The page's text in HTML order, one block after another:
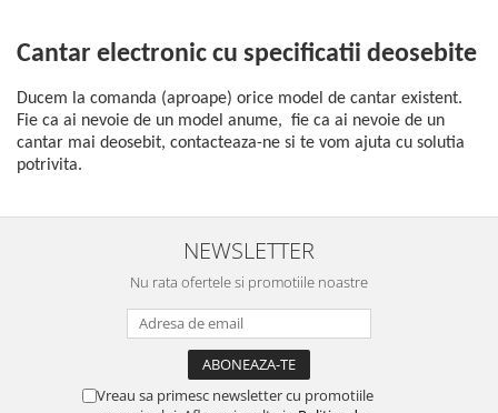
Cantar electronic cu specificatii deosebite
Ducem la comanda (aproape) orice model de cantar existent.
Fie ca ai nevoie de un model anume, fie ca ai nevoie de un
cantar mai deosebit, contacteaza-ne si te vom ajuta cu solutia
potrivita.
NEWSLETTER
Nu rata ofertele si promotiile noastre
Vreau sa primesc newsletter cu promotiile